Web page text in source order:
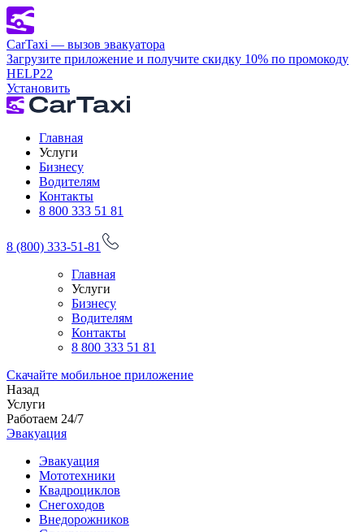
CarTaxi — вызов эвакуатора
Загрузите приложение и получите скидку 10% по промокоду
HELP22
Установить
Главная
Услуги
Бизнесу
Водителям
Контакты
8 800 333 51 81
8 (800) 333-51-81
Главная
Услуги
Бизнесу
Водителям
Контакты
8 800 333 51 81
Скачайте мобильное приложение
Назад
Услуги
Работаем 24/7
Эвакуация
Эвакуация
Мототехники
Квадроциклов
Снегоходов
Внедорожников